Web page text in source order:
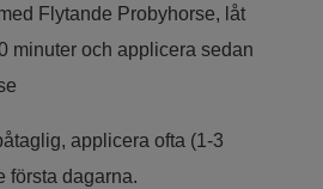
Flytande Probyhorse, låt
minuter och applicera sedan
applicera ofta (1-3
första dagarna.